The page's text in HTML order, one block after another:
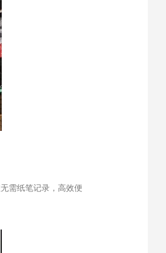
需纸笔记录，高效便